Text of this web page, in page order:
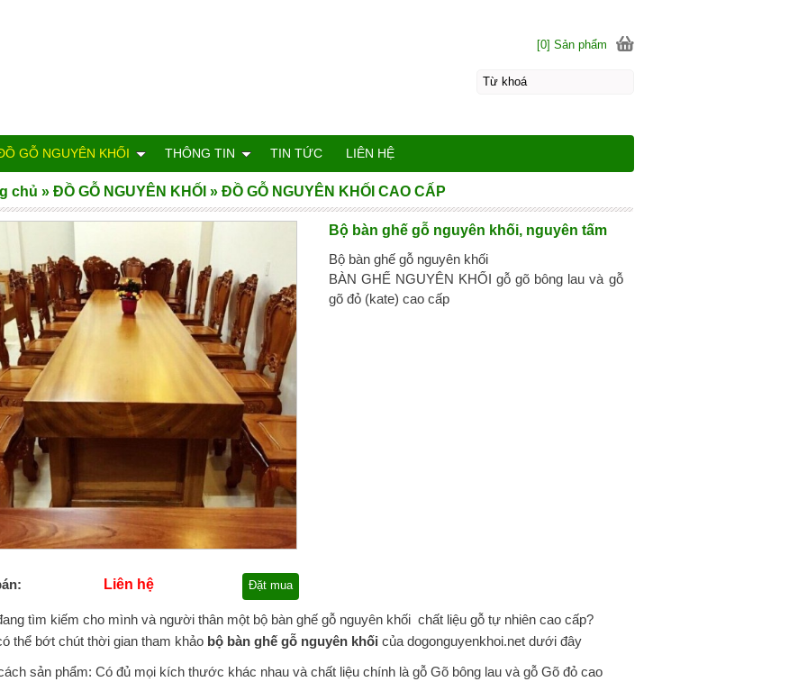
Bộ bàn ghế gỗ nguyên khối, nguyên tấm
Bộ bàn ghế gỗ nguyên khối
BÀN GHẾ NGUYÊN KHỐI gỗ gõ bông lau và gỗ
gõ đỏ (kate) cao cấp
Liên hệ Đặt mua
tìm kiếm cho mình và người thân một bộ bàn ghế gỗ nguyên khối chất liệu gỗ tự nhiên cao cấp?
thể bớt chút thời gian tham khảo bộ bàn ghế gỗ nguyên khối của dogonguyenkhoi.net dưới đây
sản phẩm: Có đủ mọi kích thước khác nhau và chất liệu chính là gỗ Gõ bông lau và gỗ Gõ đỏ cao
chủ »ĐỒ GỖ NGUYÊN KHỐI »ĐỒ GỖ NGUYÊN KHỐI CAO CẤP
[0] Sản phẩm
GỖ NGUYÊN KHỐI THÔNG TIN TIN TỨC LIÊN HỆ